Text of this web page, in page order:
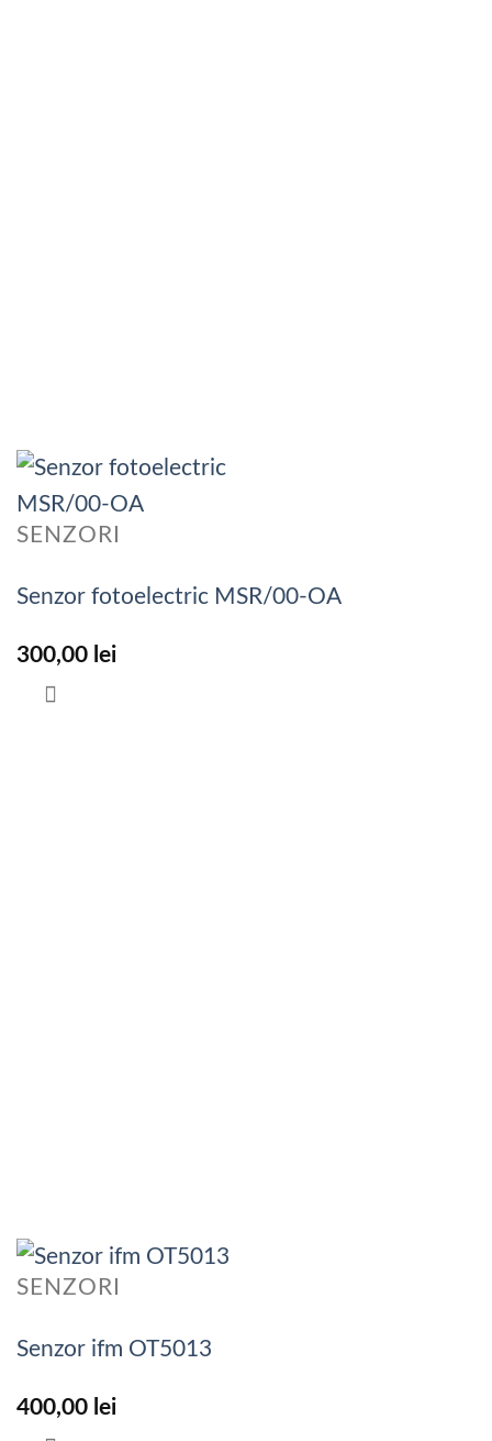
SENZORI
Senzor fotoelectric MSR/00-OA
300,00 lei
SENZORI
Senzor ifm OT5013
400,00 lei